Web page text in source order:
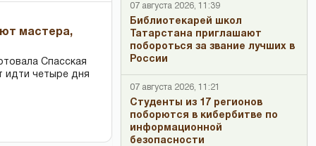
мастера,
Спасская
идти четыре дня
07 августа 2026, 11:39
Библиотекарей школ
Татарстана приглашают
побороться за звание лучших в
России
07 августа 2026, 11:21
Студенты из 17 регионов
поборются в кибербитве по
информационной
безопасности